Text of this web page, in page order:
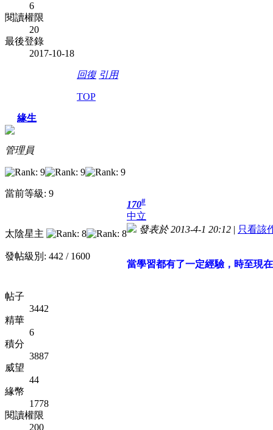
6
閱讀權限
20
最後登錄
2017-10-18
回復 引用
TOP
緣生
管理員
當前等級: 9
太陰星主
發帖級別: 442 / 1600
帖子
3442
精華
6
積分
3887
威望
44
緣幣
1778
閱讀權限
200
170#
中立
發表於 2013-4-1 20:12 | 只看該
當學習都有了一定經驗，時至現